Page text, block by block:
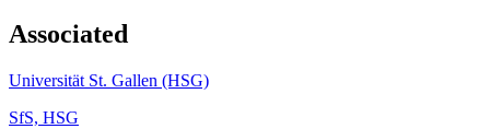
Associated
Universität St. Gallen (HSG)
SfS, HSG